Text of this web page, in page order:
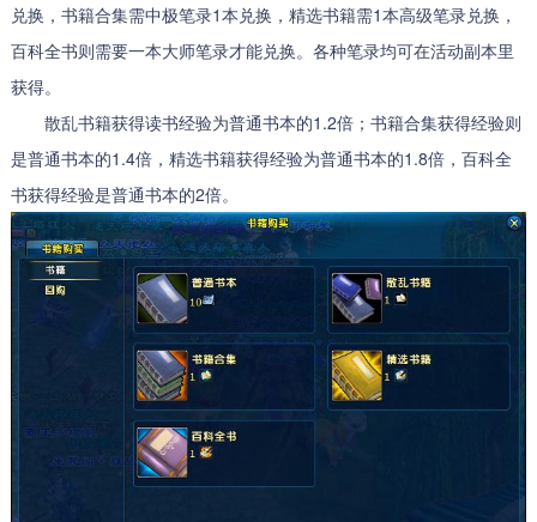
兑换，书籍合集需中极笔录1本兑换，精选书籍需1本高级笔录兑换，
百科全书则需要一本大师笔录才能兑换。各种笔录均可在活动副本里
获得。
散乱书籍获得读书经验为普通书本的1.2倍；书籍合集获得经验则
是普通书本的1.4倍，精选书籍获得经验为普通书本的1.8倍，百科全
书获得经验是普通书本的2倍。